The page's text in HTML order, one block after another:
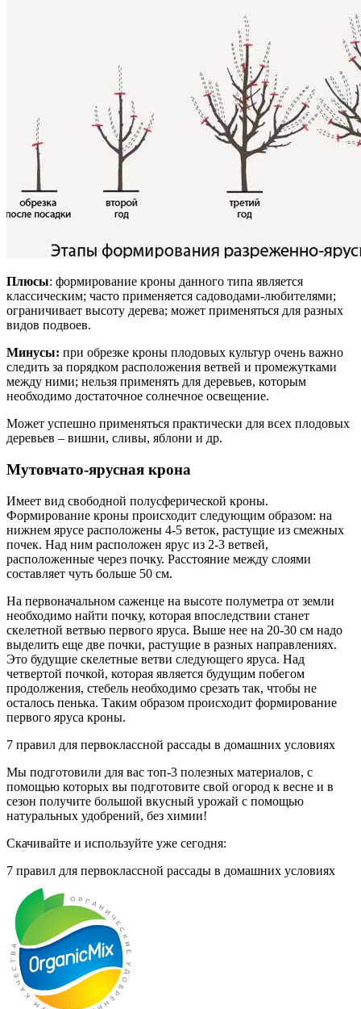
Плюсы: формирование кроны данного типа является
классическим; часто применяется садоводами-любителями;
ограничивает высоту дерева; может применяться для разных
видов подвоев.
Минусы: при обрезке кроны плодовых культур очень важно
следить за порядком расположения ветвей и промежутками
между ними; нельзя применять для деревьев, которым
необходимо достаточное солнечное освещение.
Может успешно применяться практически для всех плодовых
деревьев – вишни, сливы, яблони и др.
Мутовчато-ярусная крона
Имеет вид свободной полусферической кроны.
Формирование кроны происходит следующим образом: на
нижнем ярусе расположены 4-5 веток, растущие из смежных
почек. Над ним расположен ярус из 2-3 ветвей,
расположенные через почку. Расстояние между слоями
составляет чуть больше 50 см.
На первоначальном саженце на высоте полуметра от земли
необходимо найти почку, которая впоследствии станет
скелетной ветвью первого яруса. Выше нее на 20-30 см надо
выделить еще две почки, растущие в разных направлениях.
Это будущие скелетные ветви следующего яруса. Над
четвертой почкой, которая является будущим побегом
продолжения, стебель необходимо срезать так, чтобы не
осталось пенька. Таким образом происходит формирование
первого яруса кроны.
7 правил для первоклассной рассады в домашних условиях
Мы подготовили для вас топ-3 полезных материалов, с
помощью которых вы подготовите свой огород к весне и в
сезон получите большой вкусный урожай с помощью
натуральных удобрений, без химии!
Скачивайте и используйте уже сегодня:
7 правил для первоклассной рассады в домашних условиях